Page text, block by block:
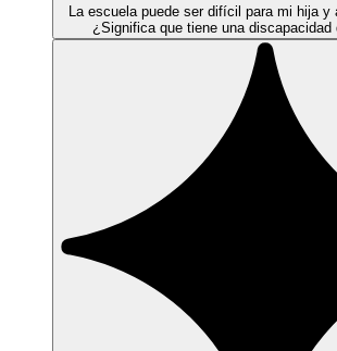
La escuela puede ser difícil para mi hija y
¿Significa que tiene una discapacidad